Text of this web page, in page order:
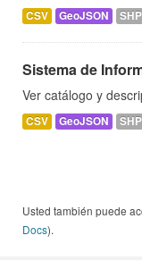
CSV GeoJSON SHP
Sistema de
Ver catálogo y
CSV GeoJSON SHP
Usted también puede
Docs).